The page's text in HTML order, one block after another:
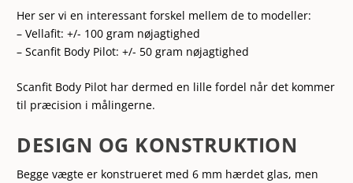
Her ser vi en interessant forskel mellem de to modeller:
– Vellafit: +/- 100 gram nøjagtighed
– Scanfit Body Pilot: +/- 50 gram nøjagtighed
Scanfit Body Pilot har dermed en lille fordel når det kommer
til præcision i målingerne.
DESIGN OG KONSTRUKTION
Begge vægte er konstrueret med 6 mm hærdet glas, men